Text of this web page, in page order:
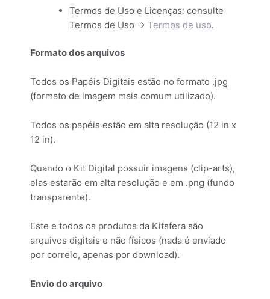
Termos de Uso e Licenças: consulte
Termos de Uso -> Termos de uso.
Formato dos arquivos
Todos os Papéis Digitais estão no formato .jpg
(formato de imagem mais comum utilizado).
Todos os papéis estão em alta resolução (12 in x
12 in).
Quando o Kit Digital possuir imagens (clip-arts),
elas estarão em alta resolução e em .png (fundo
transparente).
Este e todos os produtos da Kitsfera são
arquivos digitais e não físicos (nada é enviado
por correio, apenas por download).
Envio do arquivo